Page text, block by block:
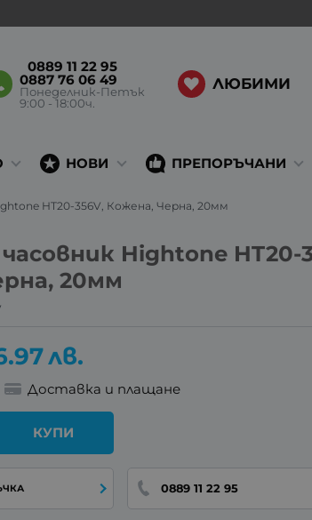
0889 11 22 95
0887 76 06 49
Понеделник-Петък
9:00 - 18:00ч.
ЛЮБИМИ
НОВИ ПРЕПОРЪЧАНИ
HT20-356V, Кожена, Черна, 20мм
Hightone HT20-
20мм
лв.
Доставка и плащане
КУПИ
0889 11 22 95